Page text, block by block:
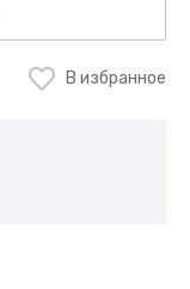
В избранное